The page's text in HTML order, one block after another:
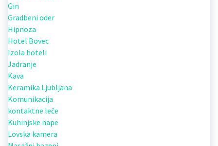
Gin
Gradbeni oder
Hipnoza
Hotel Bovec
Izola hoteli
Jadranje
Kava
Keramika Ljubljana
Komunikacija
kontaktne leče
Kuhinjske nape
Lovska kamera